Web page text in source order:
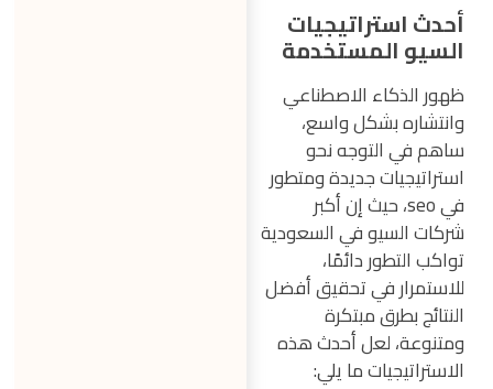
أحدث استراتيجيات
السيو المستخدمة
ظهور الذكاء الاصطناعي
وانتشاره بشكل واسع،
ساهم في التوجه نحو
استراتيجيات جديدة ومتطور
في seo، حيث إن أكبر
شركات السيو في السعودية
تواكب التطور دائمًا،
للاستمرار في تحقيق أفضل
النتائج بطرق مبتكرة
ومتنوعة، لعل أحدث هذه
الاستراتيجيات ما يلي: